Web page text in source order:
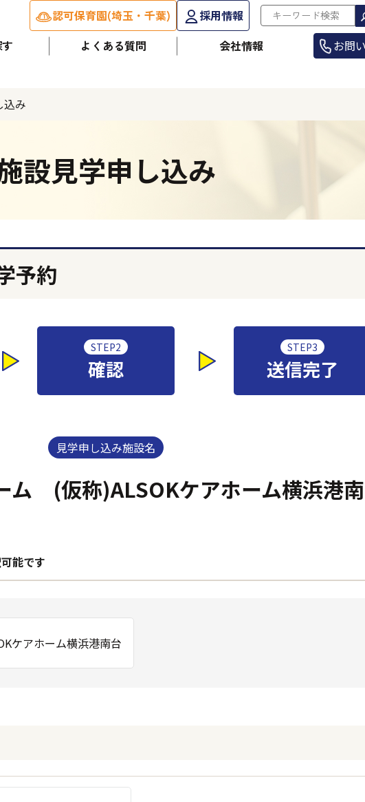
認可保育園(埼玉・千葉) 採用情報
よくある質問 会社情報 お問
込み
設見学申し込み
予約
STEP2
確認
STEP3
送信完了
見学申し込み施設名
ム (仮称)ALSOKケアホーム横浜港
能です
ケアホーム横浜港南台